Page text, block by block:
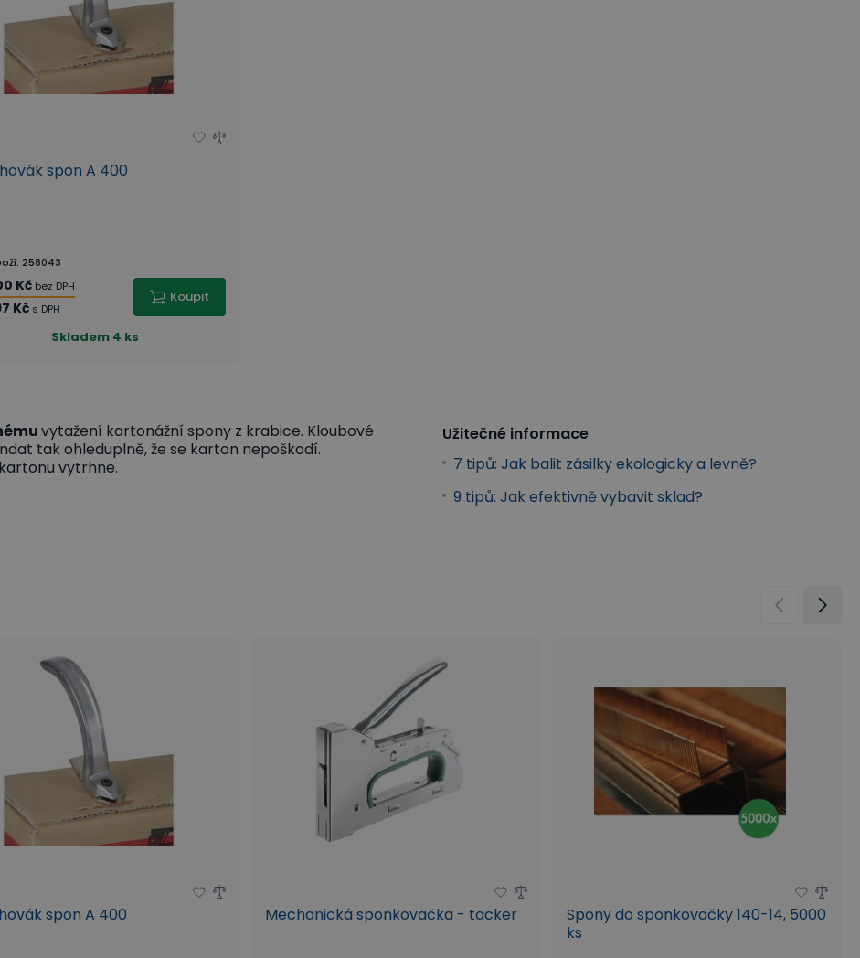
spon A 400
: 258043
Kč bez DPH
Kč s DPH
Koupit
Skladem 4 ks
vytažení kartonážní spony z krabice. Kloubové
tak ohleduplně, že se karton nepoškodí.
vytrhne.
Užitečné informace
7 tipů: Jak balit zásilky ekologicky a levně?
9 tipů: Jak efektivně vybavit sklad?
spon A 400 Mechanická sponkovačka - tacker
Spony do sponkovačky 140-14, 5000
ks